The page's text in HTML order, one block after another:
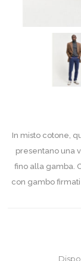
In misto cotone,
presentano una
fino alla gamba.
con gambo